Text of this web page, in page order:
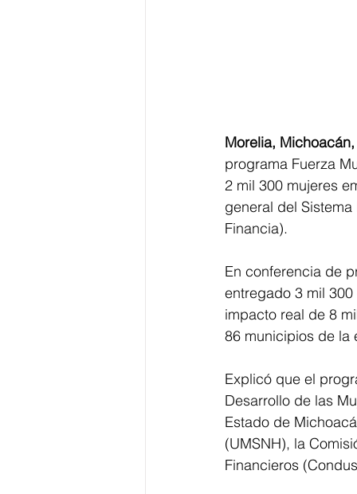
Morelia,
programa Fuerza
2 mil 300 mujeres
general del
Financia).
En conferencia de
entregado 3 mil
impacto real de 8
86 municipios de la
Explicó que el
Desarrollo de las
Estado de
(UMSNH), la
Financieros